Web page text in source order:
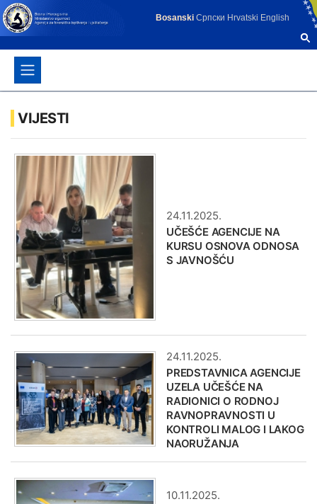
Bosanski Српски Hrvatski English
VIJESTI
24.11.2025.
UČEŠĆE AGENCIJE NA
KURSU OSNOVA ODNOSA
S JAVNOŠĆU
24.11.2025.
PREDSTAVNICA AGENCIJE
UZELA UČEŠĆE NA
RADIONICI O RODNOJ
RAVNOPRAVNOSTI U
KONTROLI MALOG I LAKOG
NAORUŽANJA
10.11.2025.